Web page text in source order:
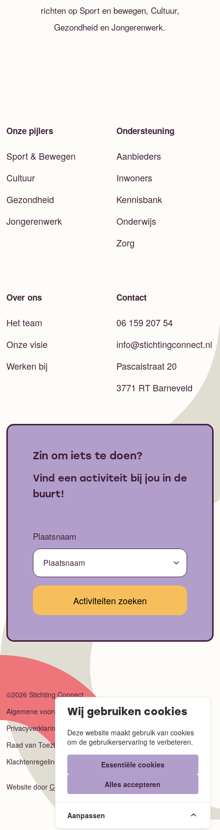
richten op Sport en bewegen, Cultuur,
Gezondheid en Jongerenwerk.
Onze pijlers
Sport & Bewegen
Cultuur
Gezondheid
Jongerenwerk
Ondersteuning
Aanbieders
Inwoners
Kennisbank
Onderwijs
Zorg
Over ons
Het team
Onze visie
Werken bij
Contact
06 159 207 54
info@stichtingconnect.nl
Pascalstraat 20
3771 RT Barneveld
Zin om iets te doen?
Vind een activiteit bij jou in de
buurt!
Plaatsnaam
©2026 Stichting Connect
Algemene voorwaarden
Privacyverklaring
Raad van Toezicht
Klachtenregeling
Website door Code Blauw
Wij gebruiken cookies
Deze website maakt gebruik van cookies
om de gebruikerservaring te verbeteren.
Essentiële cookies
Alles accepteren
Aanpassen